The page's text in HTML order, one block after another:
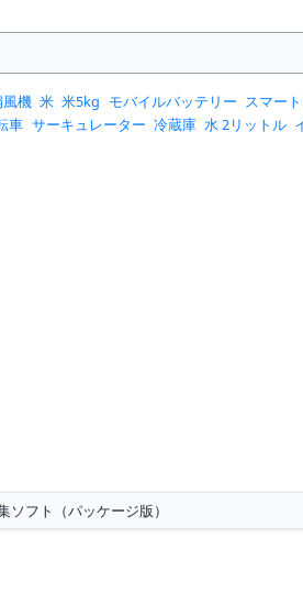
風機 米 米5kg モバイルバッテリー スマー
車 サーキュレーター 冷蔵庫 水 2リットル
ソフト（パッケージ版）